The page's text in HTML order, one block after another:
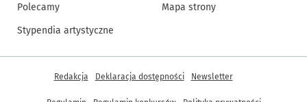
Polecamy
Stypendia artystyczne
Mapa strony
Inne informacje
Redakcja Deklaracja dostępności Newsletter